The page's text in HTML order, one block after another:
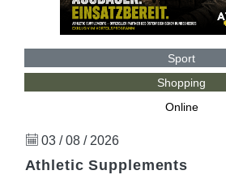
Sport
Shopping
Online
03 / 08 / 2026
Athletic Supplements